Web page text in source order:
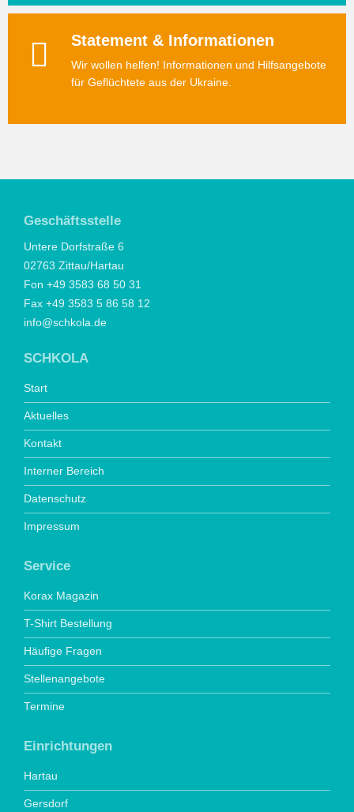
Statement & Informationen
Wir wollen helfen! Informationen und Hilfsangebote
für Geflüchtete aus der Ukraine.
Geschäftsstelle
Untere Dorfstraße 6
02763 Zittau/Hartau
Fon +49 3583 68 50 31
Fax +49 3583 5 86 58 12
info@schkola.de
SCHKOLA
Start
Aktuelles
Kontakt
Interner Bereich
Datenschutz
Impressum
Service
Korax Magazin
T-Shirt Bestellung
Häufige Fragen
Stellenangebote
Termine
Einrichtungen
Hartau
Gersdorf